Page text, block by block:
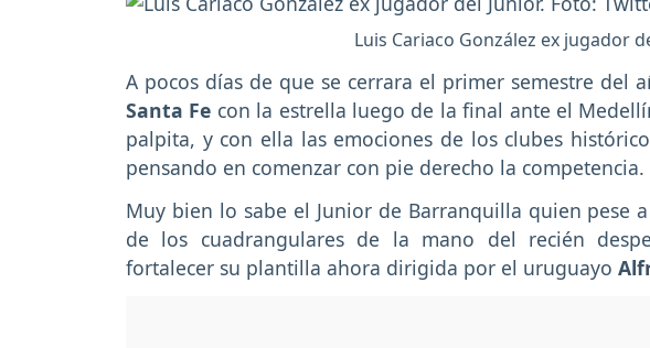
Luis Cariaco González ex jugador
A pocos días de que se cerrara el primer semestre del
Santa Fe con la estrella luego de la final ante el
palpita, y con ella las emociones de los clubes
pensando en comenzar con pie derecho la competencia.
Muy bien lo sabe el Junior de Barranquilla quien pese
de los cuadrangulares de la mano del recién
fortalecer su plantilla ahora dirigida por el uruguayo